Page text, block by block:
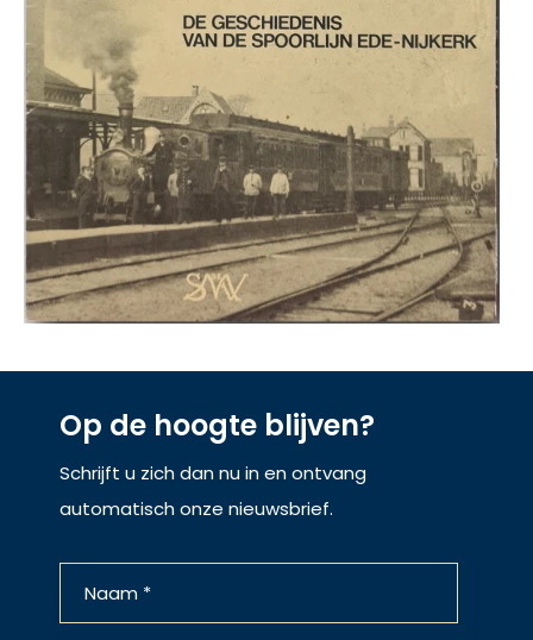
Op de hoogte blijven?
Schrijft u zich dan nu in en ontvang
automatisch onze nieuwsbrief.